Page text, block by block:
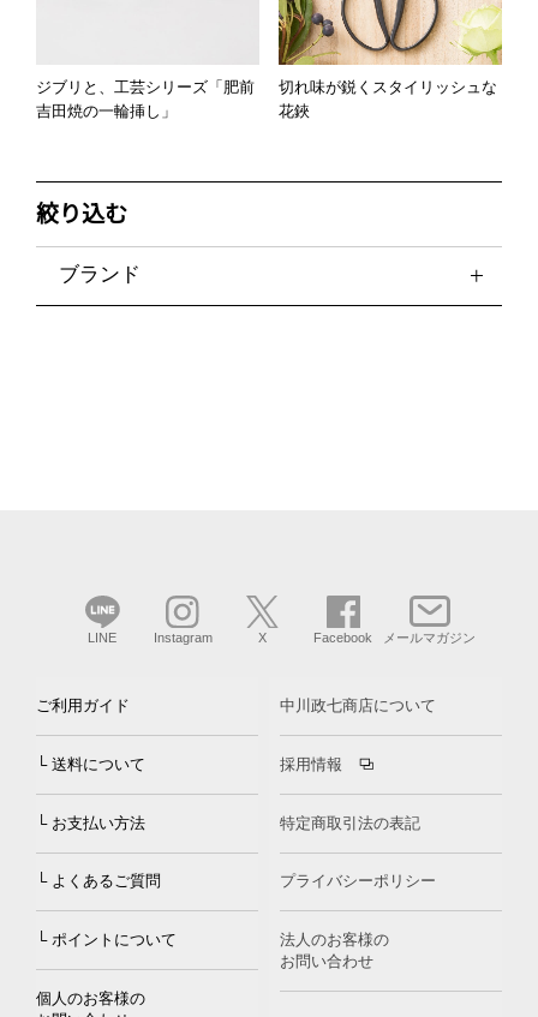
ジブリと、工芸シリーズ「肥前
吉田焼の一輪挿し」
切れ味が鋭くスタイリッシュな
花鋏
絞り込む
ブランド
LINE Instagram X Facebook メールマガジン
ご利用ガイド
└ 送料について
└ お支払い方法
└ よくあるご質問
└ ポイントについて
個人のお客様の
中川政七商店について
採用情報
特定商取引法の表記
プライバシーポリシー
法人のお客様の
お問い合わせ